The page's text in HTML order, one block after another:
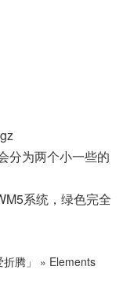
分为两个小一些的
系统，绿色完全
腾」 » Elements